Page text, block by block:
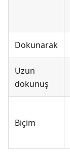
Dokunarak
Uzun
dokunuş
Biçim